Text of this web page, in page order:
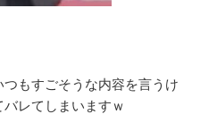
もすごそうな内容を言うけ
レてしまいますｗ